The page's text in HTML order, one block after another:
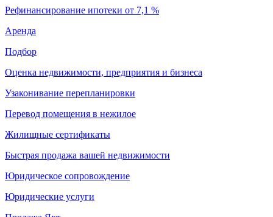
Рефинансирование ипотеки от 7,1 %
Аренда
Подбор
Оценка недвижимости, предприятия и бизнеса
Узаконивание перепланировки
Перевод помещения в нежилое
Жилищные сертификаты
Быстрая продажа вашей недвижимости
Юридическое сопровождение
Юридические услуги